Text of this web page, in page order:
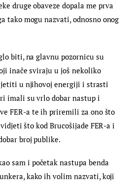
druge obaveze dopala me prva
tako mogu nazvati, odnosno onog
biti, na glavnu pozornicu su
inače sviraju u još nekoliko
u njihovoj energiji i strasti
imali su vrlo dobar nastup i
FER-a te ih priremili za ono što
što kod Brucošijade FER-a i
broj publike.
sam i početak nastupa benda
kako ih volim nazvati, koji